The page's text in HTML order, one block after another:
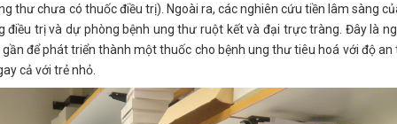
thư chưa có thuốc điều trị). Ngoài ra, các nghiên cứu tiền lâm sàng
điều trị và dự phòng bệnh ung thư ruột kết và đại trực tràng. Đây là
để phát triển thành một thuốc cho bệnh ung thư tiêu hoá với độ an
cả với trẻ nhỏ.